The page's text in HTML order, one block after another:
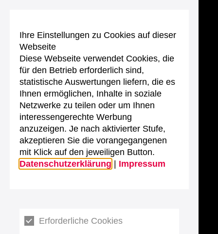
Ihre Einstellungen zu Cookies auf dieser
Webseite
Diese Webseite verwendet Cookies, die
für den Betrieb erforderlich sind,
statistische Auswertungen liefern, die es
Ihnen ermöglichen, Inhalte in soziale
Netzwerke zu teilen oder um Ihnen
interessengerechte Werbung
anzuzeigen. Je nach aktivierter Stufe,
akzeptieren Sie die vorangegangenen
mit Klick auf den jeweiligen Button.
Datenschutzerklärung
Impressum
Erforderliche Cookies